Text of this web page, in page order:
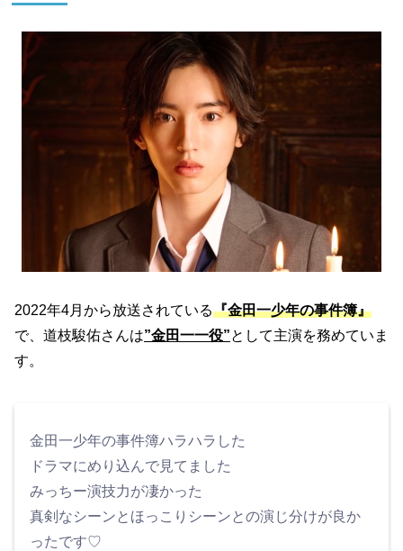
2022年4月から放送されている『金田一少年の事件簿』
で、道枝駿佑さんは”金田一一役”として主演を務めていま
す。
金田一少年の事件簿ハラハラした
ドラマにめり込んで見てました
みっちー演技力が凄かった
真剣なシーンとほっこりシーンとの演じ分けが良か
ったです♡